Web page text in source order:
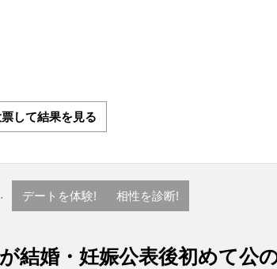
して結果を見る
デートを体験! 相性を診断!
結婚・妊娠公表後初めて公